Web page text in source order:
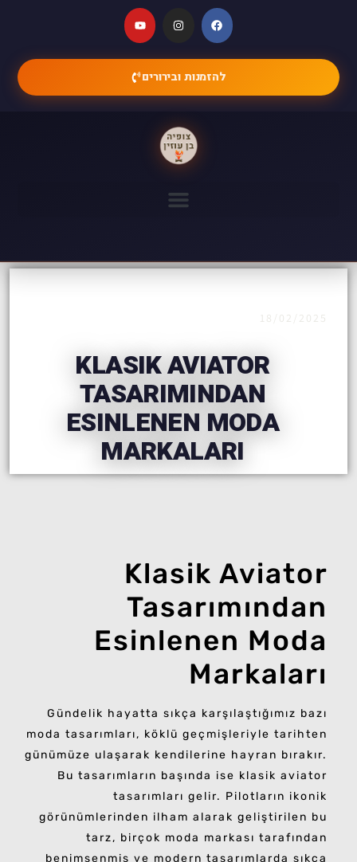
להזמנות ובירורים
18/02/2025
KLASIK AVIATOR
TASARIMINDAN
ESINLENEN MODA
MARKALARI
Klasik Aviator
Tasarımından
Esinlenen Moda
Markaları
Gündelik hayatta sıkça karşılaştığımız bazı
moda tasarımları, köklü geçmişleriyle tarihten
günümüze ulaşarak kendilerine hayran bırakır.
Bu tasarımların başında ise klasik aviator
tasarımları gelir. Pilotların ikonik
görünümlerinden ilham alarak geliştirilen bu
tarz, birçok moda markası tarafından
benimsenmiş ve modern tasarımlarda sıkça